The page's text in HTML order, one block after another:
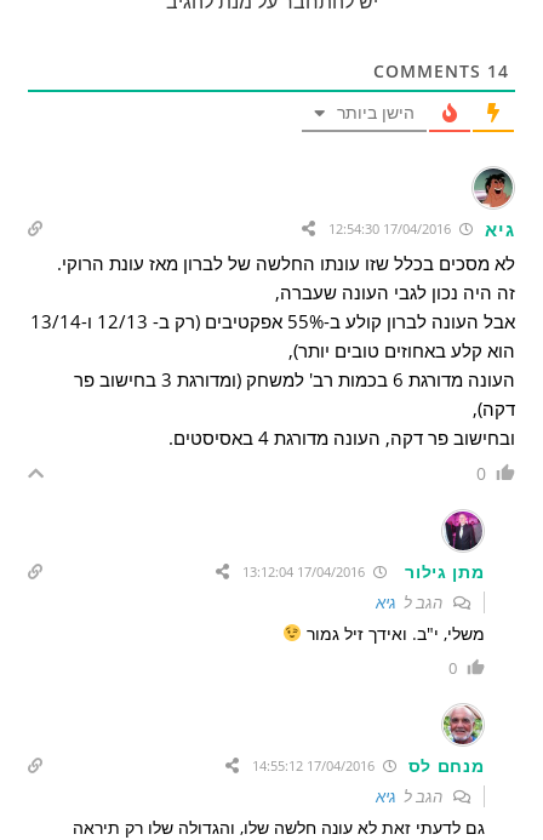
14
הישן ביותר
גיא
לא מסכים בכלל שזו עונתו החלשה של לברון מאז עונת הרוקי.
זה היה נכון לגבי העונה שעברה,
אבל העונה לברון קולע ב-55% אפקטיבים (רק ב- 12/13 ו-13/14
הוא קלע באחוזים טובים יותר),
העונה מדורגת 6 בכמות רב' למשחק (ומדורגת 3 בחישוב פר
דקה),
ובחישוב פר דקה, העונה מדורגת 4 באסיסטים.
0
מתן גילור
הגב ל גיא
משלי, י"ב. ואידך זיל גמור
0
מנחם לס 17/04/2016 14:55:12
הגב ל גיא
גם לדעתי זאת לא עונה חלשה שלו, והגדולה שלו רק תיראה